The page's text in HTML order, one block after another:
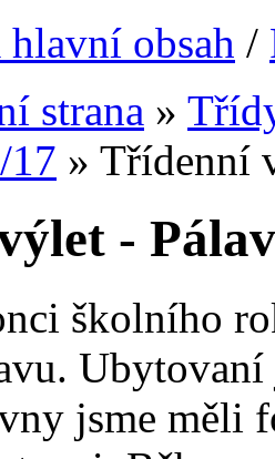
obsah /
strana »
17 » Třídenní
-
školního
jsme měli